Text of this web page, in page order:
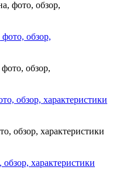
обзор,
обзор, характеристики
характеристики